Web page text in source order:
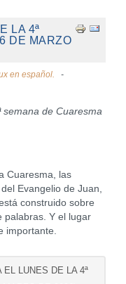
LA 4ª
DE MARZO
en español.
semana de Cuaresma
Cuaresma, las
Evangelio de Juan,
construido sobre
palabras. Y el lugar
importante.
LUNES DE LA 4ª